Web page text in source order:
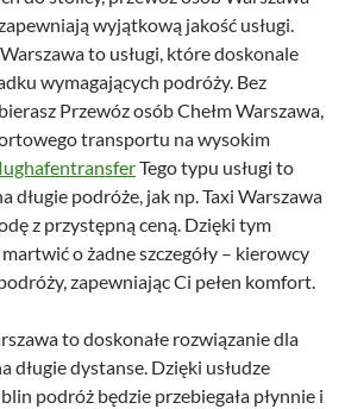
wyjątkową jakość usługi.
to usługi, które doskonale
wymagających podróży. Bez
Przewóz osób Chełm Warszawa,
transportu na wysokim
Tego typu usługi to
długie podróże, jak np. Taxi Warszawa
z przystępną ceną. Dzięki tym
o żadne szczegóły – kierowcy
zapewniając Ci pełen komfort.
to doskonałe rozwiązanie dla
długie dystanse. Dzięki usłudze
podróż będzie przebiegała płynnie i